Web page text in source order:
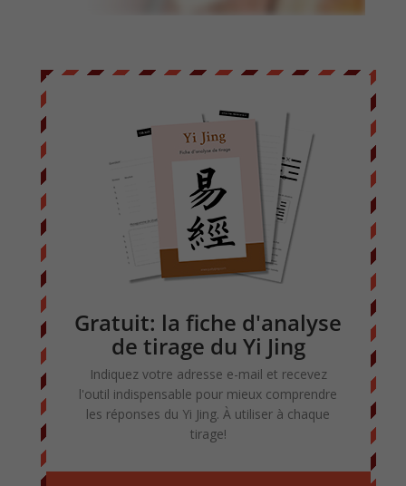
Gratuit: la fiche d'analyse
de tirage du Yi Jing
Indiquez votre adresse e-mail et recevez
l'outil indispensable pour mieux comprendre
les réponses du Yi Jing. À utiliser à chaque
tirage!